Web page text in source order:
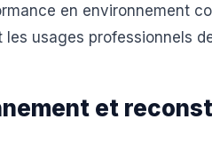
en environnement
usages professionnels
et